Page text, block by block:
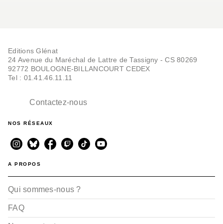
Editions Glénat
24 Avenue du Maréchal de Lattre de Tassigny - CS 80269
92772 BOULOGNE-BILLANCOURT CEDEX
Tel : 01.41.46.11.11
Contactez-nous
NOS RÉSEAUX
A PROPOS
Qui sommes-nous ?
FAQ